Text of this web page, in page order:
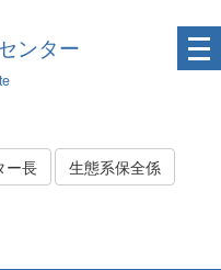
ンター
ー長 生態系保全係